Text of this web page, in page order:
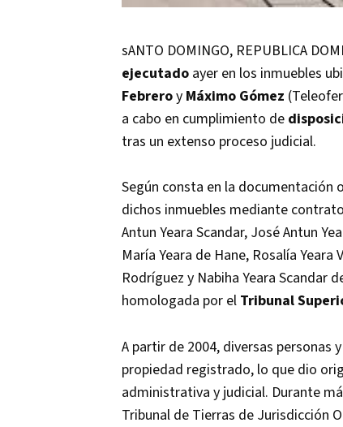
sANTO DOMINGO, REPUBLICA
ejecutado ayer en los inmuebles
Febreroy Máximo Gómez
a cabo en cumplimiento de
tras un extenso proceso judicial.
Según consta en la documentación
dichos inmuebles mediante
Antun Yeara Scandar, José Antun
María Yeara de Hane, Rosalía Yeara
Rodríguez y Nabiha Yeara
homologada por el Tribunal
A partir de 2004, diversas
propiedad registrado, lo que dio
administrativa y judicial. Durante
Tribunal de Tierras de Jurisdicción